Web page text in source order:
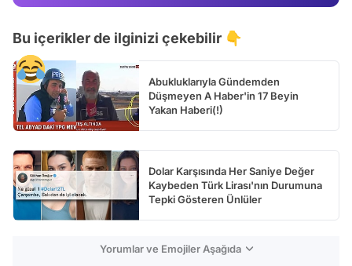
Bu içerikler de ilginizi çekebilir 👇
Abukluklarıyla Gündemden
Düşmeyen A Haber'in 17 Beyin
Yakan Haberi(!)
Dolar Karşısında Her Saniye Değer
Kaybeden Türk Lirası'nın Durumuna
Tepki Gösteren Ünlüler
Yorumlar ve Emojiler Aşağıda